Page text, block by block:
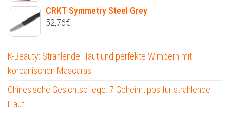
CRKT Symmetry Steel Grey
52,76€
K-Beauty: Strahlende Haut und perfekte Wimpern mit
koreanischen Mascaras
Chinesische Gesichtspflege: 7 Geheimtipps für strahlende
Haut